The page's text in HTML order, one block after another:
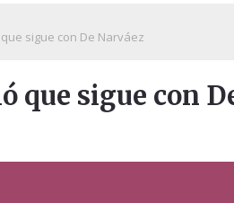
sigue con De Narváez
sigue con